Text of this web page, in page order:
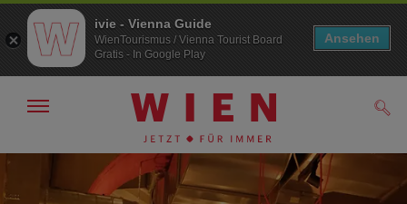
Zur
Zum
Navigation
ivie - Vienna Guide
WienTourismus / Vienna Tourist Board
Gratis - In Google Play
Ansehen